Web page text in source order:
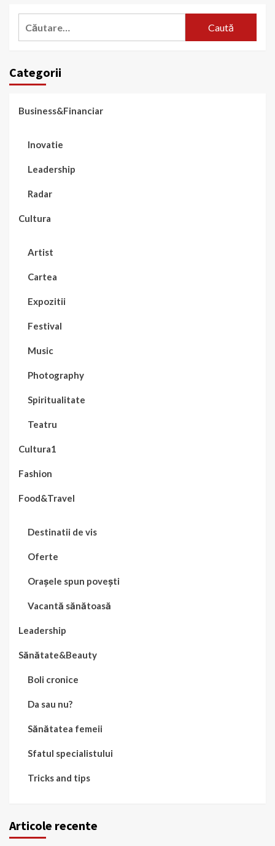
Categorii
Business&Financiar
Inovatie
Leadership
Radar
Cultura
Artist
Cartea
Expozitii
Festival
Music
Photography
Spiritualitate
Teatru
Cultura1
Fashion
Food&Travel
Destinatii de vis
Oferte
Orașele spun povești
Vacantă sănătoasă
Leadership
Sănătate&Beauty
Boli cronice
Da sau nu?
Sănătatea femeii
Sfatul specialistului
Tricks and tips
Articole recente